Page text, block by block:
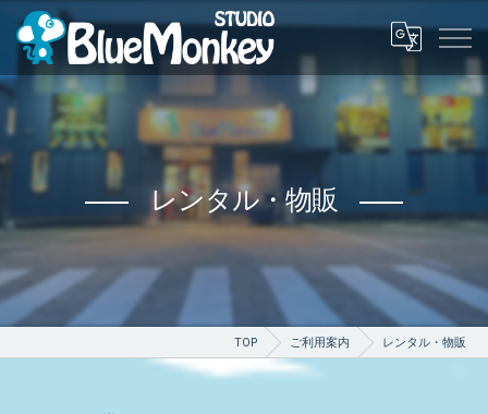
レンタル・物販
TOP ご利用案内 レンタル・物販